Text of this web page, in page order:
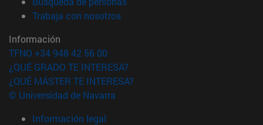
Trabaja con nosotros(abre en nueva ventana)
Información
TFNO +34 948 42 56 00
¿QUÉ GRADO TE INTERESA?
¿QUÉ MÁSTER TE INTERESA?
© Universidad de Navarra
Información legal